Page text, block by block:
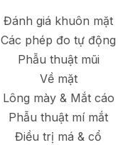
Đánh giá khuôn mặt
Các phép đo tự động
Phẫu thuật mũi
Về mặt
Lông mày & Mắt cáo
Phẫu thuật mí mắt
Điều trị má & cổ